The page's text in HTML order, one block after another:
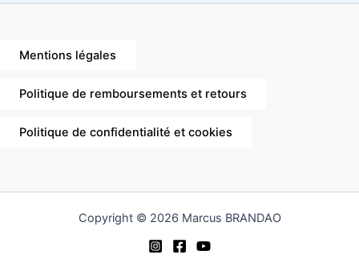
Mentions légales
Politique de remboursements et retours
Politique de confidentialité et cookies
Copyright © 2026 Marcus BRANDAO